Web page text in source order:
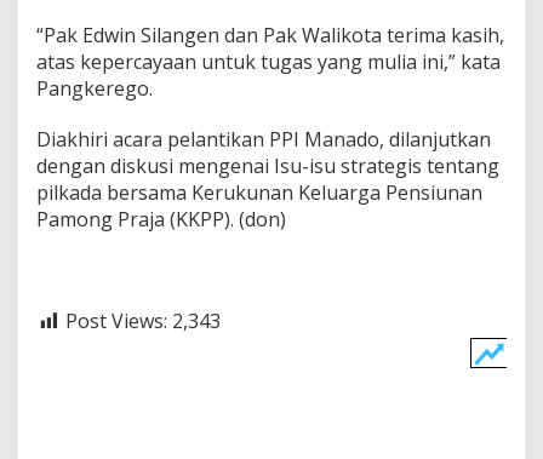
“Pak Edwin Silangen dan Pak Walikota terima kasih,
atas kepercayaan untuk tugas yang mulia ini,” kata
Pangkerego.
Diakhiri acara pelantikan PPI Manado, dilanjutkan
dengan diskusi mengenai Isu-isu strategis tentang
pilkada bersama Kerukunan Keluarga Pensiunan
Pamong Praja (KKPP). (don)
Post Views: 2,343